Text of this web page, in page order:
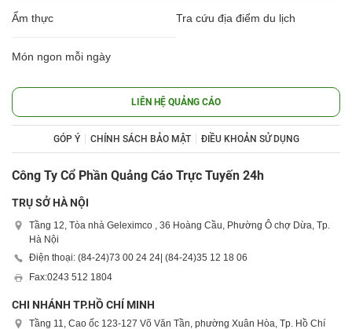
Ẩm thực Tra cứu địa điểm du lịch
Món ngon mỗi ngày
LIÊN HỆ QUẢNG CÁO
GÓP Ý CHÍNH SÁCH BẢO MẬT ĐIỀU KHOẢN SỬ DỤNG
Công Ty Cổ Phần Quảng Cáo Trực Tuyến 24h
TRỤ SỞ HÀ NỘI
Tầng 12, Tòa nhà Geleximco , 36 Hoàng Cầu, Phường Ô chợ Dừa, Tp.
Hà Nội
Điện thoại: (84-24)73 00 24 24| (84-24)35 12 18 06
Fax:0243 512 1804
CHI NHÁNH TP.HỒ CHÍ MINH
Tầng 11, Cao ốc 123-127 Võ Văn Tần, phường Xuân Hòa, Tp. Hồ Chí